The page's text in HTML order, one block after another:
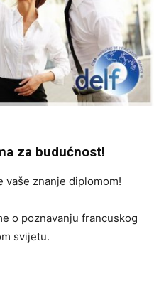
za budućnost!
vaše znanje diplomom!
o poznavanju francuskog
svijetu.